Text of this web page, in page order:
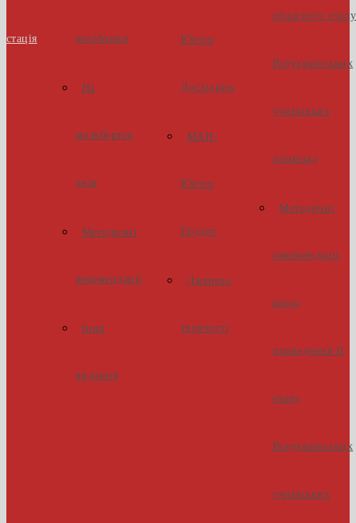
посібники
На
мольбертах
днів
Методичні
рекомендації
Інші
видання
Юніор
Дослідник
МАН-
Юніор
Ерудит
Джерело
творчості
обласного етапу
Всеукраїнських
учнівських
олімпіад
Методичні
рекомендації
щодо
проведення ІІ
етапу
Всеукраїнських
учнівських